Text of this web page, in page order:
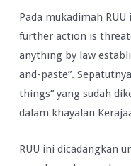
Pada mukadimah
further action is
anything by law
and-paste”.
things” yang sudah
dalam khayalan
RUU ini dicadangkan